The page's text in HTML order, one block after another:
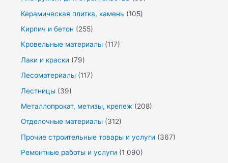
Керамическая плитка, камень (105)
Кирпич и бетон (255)
Кровельные материалы (117)
Лаки и краски (79)
Лесоматериалы (117)
Лестницы (39)
Металлопрокат, метизы, крепеж (208)
Отделочные материалы (312)
Прочие строительные товары и услуги (367)
Ремонтные работы и услуги (1 090)